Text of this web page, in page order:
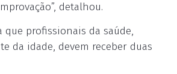
detalhou.
que profissionais da saúde,
da idade, devem receber duas